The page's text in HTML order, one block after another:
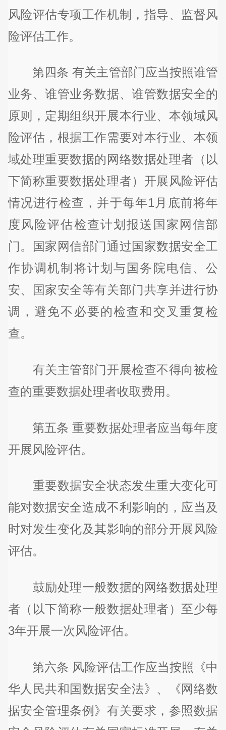
风险评估专项工作机制，指导、监督风
险评估工作。
第四条 有关主管部门应当按照谁管
业务、谁管业务数据、谁管数据安全的
原则，定期组织开展本行业、本领域风
险评估，根据工作需要对本行业、本领
域处理重要数据的网络数据处理者（以
下简称重要数据处理者）开展风险评估
情况进行检查，并于每年1月底前将年
度风险评估检查计划报送国家网信部
门。国家网信部门通过国家数据安全工
作协调机制将计划与国务院电信、公
安、国家安全等有关部门共享并进行协
调，避免不必要的检查和交叉重复检
查。
有关主管部门开展检查不得向被检
查的重要数据处理者收取费用。
第五条 重要数据处理者应当每年度
开展风险评估。
重要数据安全状态发生重大变化可
能对数据安全造成不利影响的，应当及
时对发生变化及其影响的部分开展风险
评估。
鼓励处理一般数据的网络数据处理
者（以下简称一般数据处理者）至少每
3年开展一次风险评估。
第六条 风险评估工作应当按照《中
华人民共和国数据安全法》、《网络数
据安全管理条例》有关要求，参照数据